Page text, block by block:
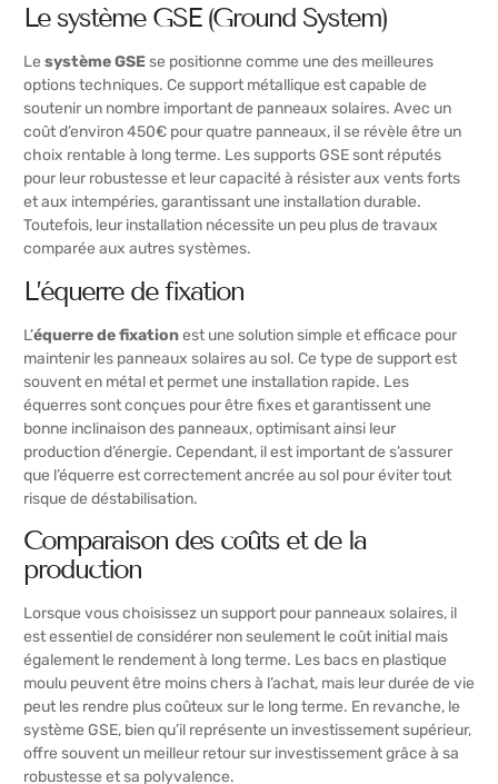
Le système GSE (Ground System)
Le système GSEse positionne comme une des meilleures
options techniques. Ce support métallique est capable de
soutenir un nombre important de panneaux solaires. Avec un
coût d’environ 450€ pour quatre panneaux, il se révèle être un
choix rentable à long terme. Les supports GSE sont réputés
pour leur robustesse et leur capacité à résister aux vents forts
et aux intempéries, garantissant une installation durable.
Toutefois, leur installation nécessite un peu plus de travaux
comparée aux autres systèmes.
L’équerre de fixation
L’équerre de fixationest une solution simple et efficace pour
maintenir les panneaux solaires au sol. Ce type de support est
souvent en métal et permet une installation rapide. Les
équerres sont conçues pour être fixes et garantissent une
bonne inclinaison des panneaux, optimisant ainsi leur
production d’énergie. Cependant, il est important de s’assurer
que l’équerre est correctement ancrée au sol pour éviter tout
risque de déstabilisation.
Comparaison des coûts et de la
production
Lorsque vous choisissez un support pour panneaux solaires, il
est essentiel de considérer non seulement le coût initial mais
également le rendement à long terme. Les bacs en plastique
moulu peuvent être moins chers à l’achat, mais leur durée de vie
peut les rendre plus coûteux sur le long terme. En revanche, le
système GSE, bien qu’il représente un investissement supérieur,
offre souvent un meilleur retour sur investissement grâce à sa
robustesse et sa polyvalence.